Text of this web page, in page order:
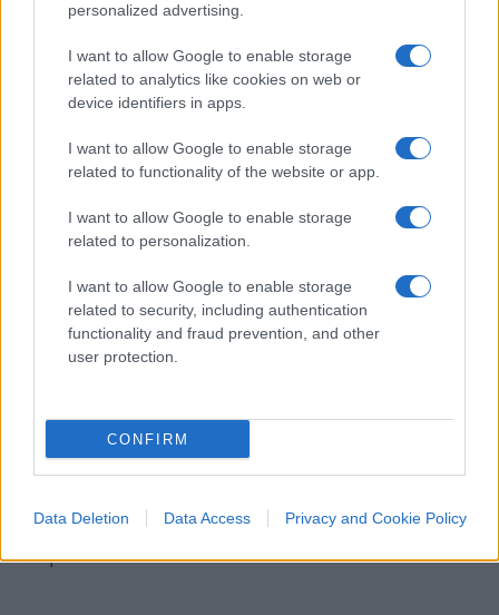
personalized advertising.
I want to allow Google to enable storage
related to analytics like cookies on web or
device identifiers in apps.
I want to allow Google to enable storage
related to functionality of the website or app.
I want to allow Google to enable storage
related to personalization.
I want to allow Google to enable storage
related to security, including authentication
functionality and fraud prevention, and other
user protection.
CONFIRM
Data Deletion Data Access Privacy and Cookie Policy
Migranti, e le Ong mute: i dati sugli sbarchi
dunque diversa da quella raccontata da
Yasminee a ruota da tutta la stampa. Sia chiaro:
l’unica cosa che conta è che la bambina stia bene.
Mentre per certa stampa non sembra esserci
speranza. Ancor prima di accertare la verità, ecco
gli editoriali pelosi con l’unico obiettivo di gettare
perchè i soliti soloni sono riusciti a
strumentalizzare questa povera bambina per
dei flussi migratori. Senza vergogna, come
sempre.